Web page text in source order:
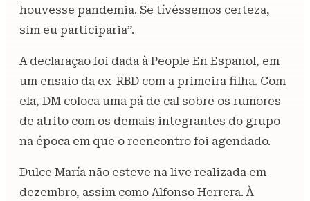
houvesse pandemia. Se tívéssemos certeza,
sim eu participaria”.
A declaração foi dada à People En Español, em
um ensaio da ex-RBD com a primeira filha. Com
ela, DM coloca uma pá de cal sobre os rumores
de atrito com os demais integrantes do grupo
na época em que o reencontro foi agendado.
Dulce María não esteve na live realizada em
dezembro, assim como Alfonso Herrera. À